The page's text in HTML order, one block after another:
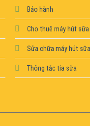
Bảo hành
Cho thuê máy hút sữa
Sửa chữa máy hút
Thông tắc tia sữa